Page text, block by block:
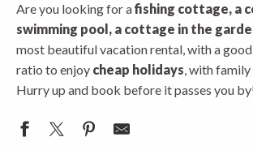
Are you looking for afishing cottage, a
swimming pool, a cottage in the
most beautiful vacation rental, with a
ratio to enjoy cheap holidays, with
Hurry up and book before it passes you